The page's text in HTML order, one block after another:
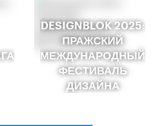
DESIGNBLOK 2025:
ПРАЖСКИЙ
МЕЖДУНАРОДНЫЙ
ФЕСТИВАЛЬ
ДИЗАЙНА